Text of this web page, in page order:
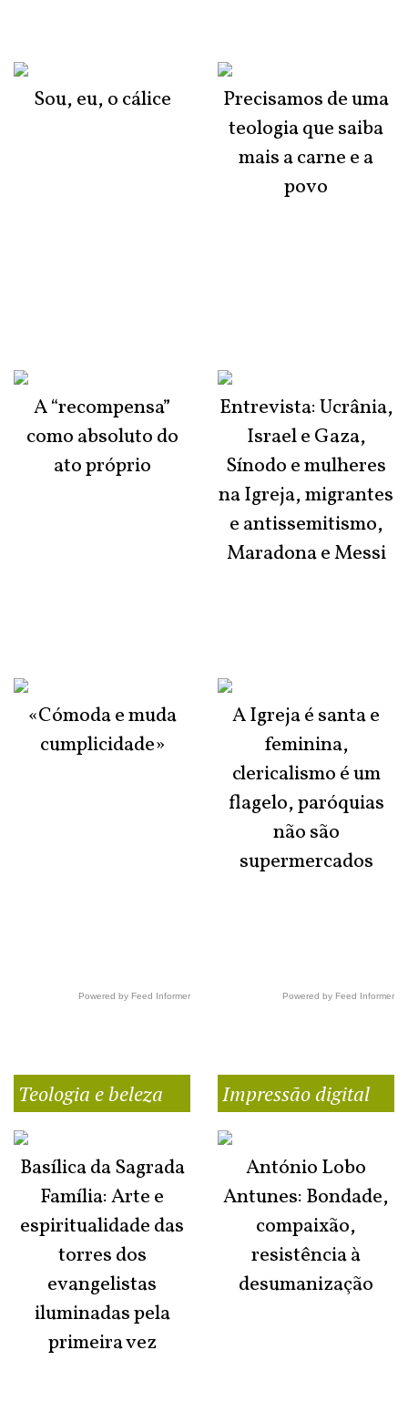
Sou, eu, o cálice
A “recompensa”
como absoluto do
ato próprio
«Cómoda e muda
cumplicidade»
Powered by Feed Informer
Precisamos de uma
teologia que saiba
mais a carne e a
povo
Entrevista: Ucrânia,
Israel e Gaza,
Sínodo e mulheres
na Igreja, migrantes
e antissemitismo,
Maradona e Messi
A Igreja é santa e
feminina,
clericalismo é um
flagelo, paróquias
não são
supermercados
Powered by Feed Informer
Teologia e beleza
Basílica da Sagrada
Família: Arte e
espiritualidade das
torres dos
evangelistas
iluminadas pela
primeira vez
Impressão digital
António Lobo
Antunes: Bondade,
compaixão,
resistência à
desumanização